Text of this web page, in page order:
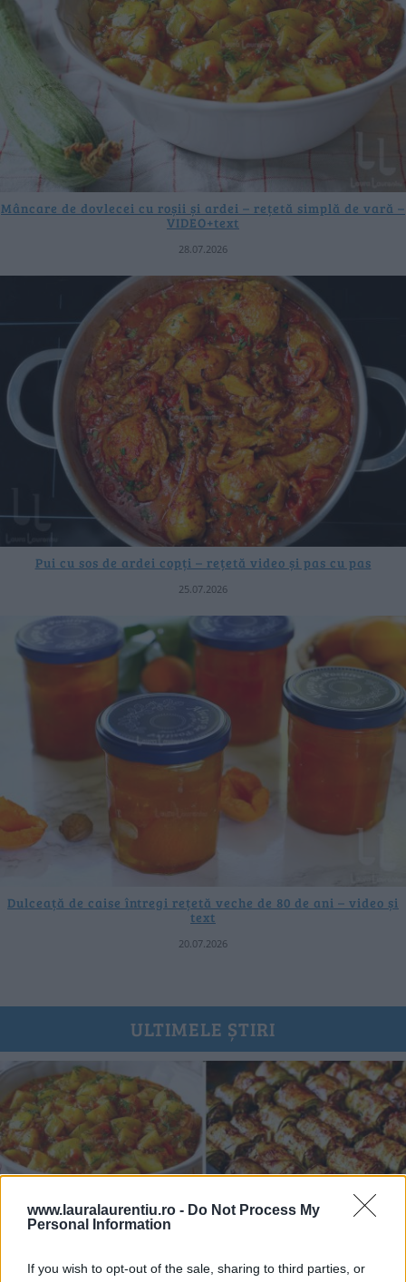
www.lauralaurentiu.ro - Do Not Process My
Personal Information
If you wish to opt-out of the sale, sharing to third parties, or
Mâncare de dovlecei cu roșii și ardei – rețetă simplă de vară –
VIDEO+text
28.07.2026
Pui cu sos de ardei copți – rețetă video și pas cu pas
25.07.2026
Dulceață de caise întregi rețetă veche de 80 de ani – video și
text
20.07.2026
ULTIMELE ȘTIRI